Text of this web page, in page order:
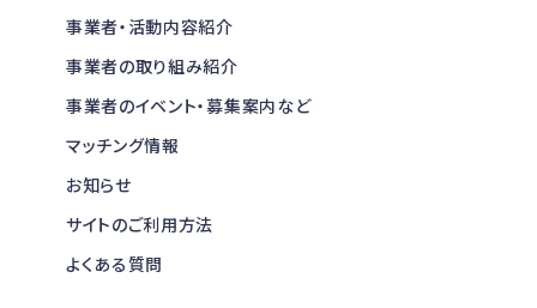
事業者・活動内容紹介
事業者の取り組み紹介
事業者のイベント・募集案内など
マッチング情報
お知らせ
サイトのご利用方法
よくある質問